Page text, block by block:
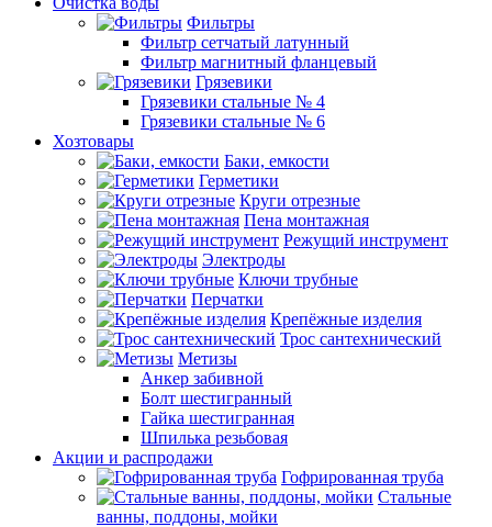
Фильтры
Фильтр сетчатый латунный
Фильтр магнитный фланцевый
Грязевики
Грязевики стальные № 4
Грязевики стальные № 6
Хозтовары
Баки, емкости
Герметики
Круги отрезные
Пена монтажная
Режущий инструмент
Электроды
Ключи трубные
Перчатки
Крепёжные изделия
Трос сантехнический
Метизы
Анкер забивной
Болт шестигранный
Гайка шестигранная
Шпилька резьбовая
Акции и распродажи
Гофрированная труба
Стальные
ванны, поддоны, мойки